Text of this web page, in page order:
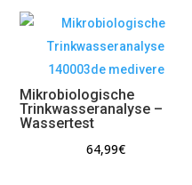
Mikrobiologische
Trinkwasseranalyse –
Wassertest
64,99€